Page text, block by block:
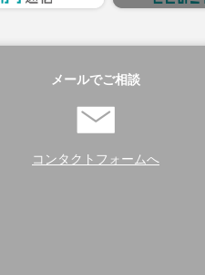
メールでご相談
コンタクトフォームへ